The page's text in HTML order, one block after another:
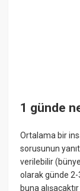
1 günde
Ortalama bir
sorusunun
verilebilir
olarak günde
buna